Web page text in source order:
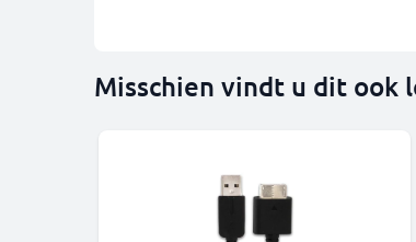
Misschien vindt u dit ook